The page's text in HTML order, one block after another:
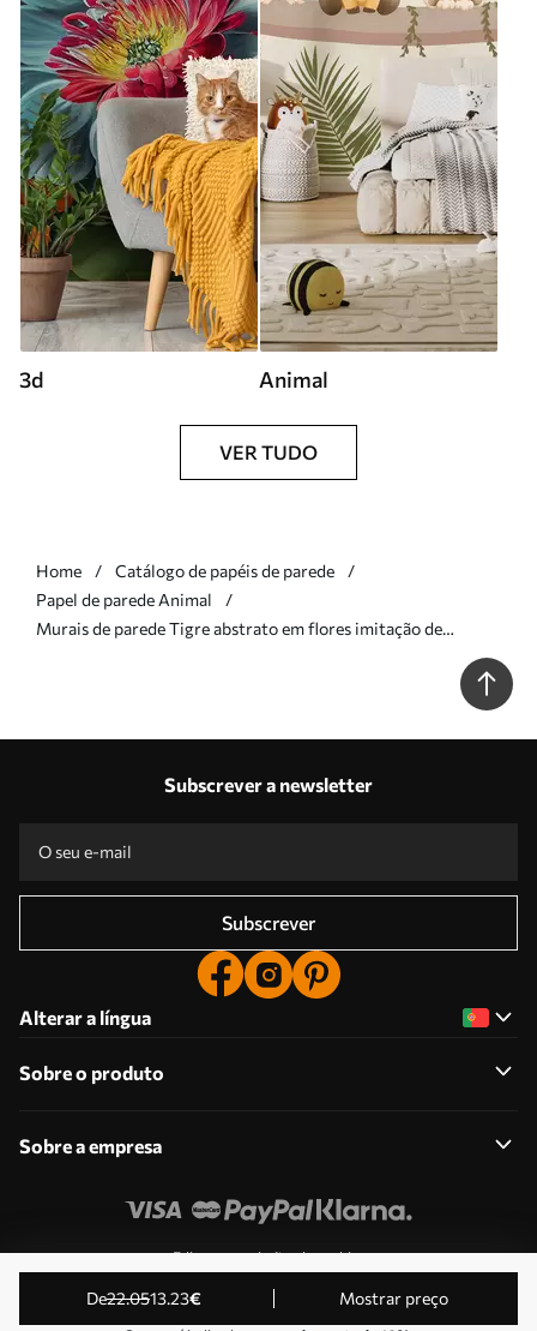
de22.0513.23€ Mostrar preço
3d Animal
VER TUDO
Home
Catálogo de papéis de parede
Papel de parede Animal
Murais de parede Tigre abstrato em flores imitação de
Subscrever a newsletter
Subscrever
Alterar a língua
Sobre o produto
Sobre a empresa
Edite as permissões de cookies
© 2011-2026 Uwalls . Todos os direitos reservados.
Operado por KLW Sp. z o.o. VAT ID: PL9223057591.